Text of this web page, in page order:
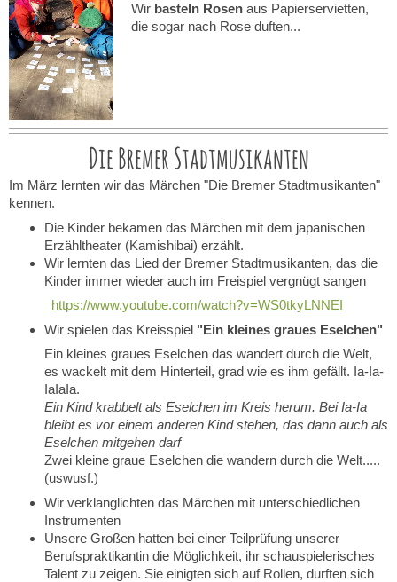
Wir basteln Rosen aus Papierservietten,
die sogar nach Rose duften...
Die Bremer Stadtmusikanten
Im März lernten wir das Märchen "Die Bremer Stadtmusikanten"
kennen.
Die Kinder bekamen das Märchen mit dem japanischen
Erzähltheater (Kamishibai) erzählt.
Wir lernten das Lied der Bremer Stadtmusikanten, das die
Kinder immer wieder auch im Freispiel vergnügt sangen
https://www.youtube.com/watch?v=WS0tkyLNNEI
Wir spielen das Kreisspiel "Ein kleines graues Eselchen"
Ein kleines graues Eselchen das wandert durch die Welt,
es wackelt mit dem Hinterteil, grad wie es ihm gefällt. Ia-Ia-
IaIaIa.
Ein Kind krabbelt als Eselchen im Kreis herum. Bei Ia-Ia
bleibt es vor einem anderen Kind stehen, das dann auch als
Eselchen mitgehen darf
Zwei kleine graue Eselchen die wandern durch die Welt.....
(uswusf.)
Wir verklanglichten das Märchen mit unterschiedlichen
Instrumenten
Unsere Großen hatten bei einer Teilprüfung unserer
Berufspraktikantin die Möglichkeit, ihr schauspielerisches
Talent zu zeigen. Sie einigten sich auf Rollen, durften sich